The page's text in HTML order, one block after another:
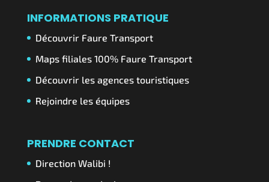
INFORMATIONS PRATIQUE
Découvrir Faure Transport
Maps filiales 100% Faure Transport
Découvrir les agences touristiques
Rejoindre les équipes
PRENDRE CONTACT
Direction Walibi !